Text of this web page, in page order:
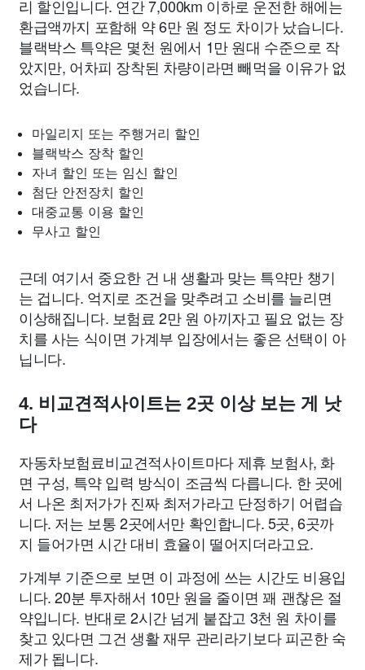
리 할인입니다. 연간 7,000km 이하로 운전한 해에는
환급액까지 포함해 약 6만 원 정도 차이가 났습니다.
블랙박스 특약은 몇천 원에서 1만 원대 수준으로 작
았지만, 어차피 장착된 차량이라면 빼먹을 이유가 없
었습니다.
마일리지 또는 주행거리 할인
블랙박스 장착 할인
자녀 할인 또는 임신 할인
첨단 안전장치 할인
대중교통 이용 할인
무사고 할인
근데 여기서 중요한 건 내 생활과 맞는 특약만 챙기
는 겁니다. 억지로 조건을 맞추려고 소비를 늘리면
이상해집니다. 보험료 2만 원 아끼자고 필요 없는 장
치를 사는 식이면 가계부 입장에서는 좋은 선택이 아
닙니다.
4. 비교견적사이트는 2곳 이상 보는 게 낫
다
자동차보험료비교견적사이트마다 제휴 보험사, 화
면 구성, 특약 입력 방식이 조금씩 다릅니다. 한 곳에
서 나온 최저가가 진짜 최저가라고 단정하기 어렵습
니다. 저는 보통 2곳에서만 확인합니다. 5곳, 6곳까
지 들어가면 시간 대비 효율이 떨어지더라고요.
가계부 기준으로 보면 이 과정에 쓰는 시간도 비용입
니다. 20분 투자해서 10만 원을 줄이면 꽤 괜찮은 절
약입니다. 반대로 2시간 넘게 붙잡고 3천 원 차이를
찾고 있다면 그건 생활 재무 관리라기보다 피곤한 숙
제가 됩니다.